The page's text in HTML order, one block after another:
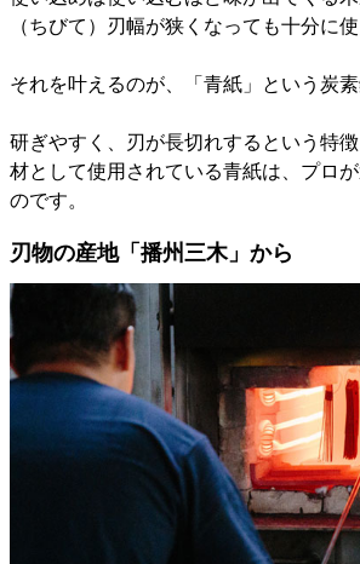
（ちびて）刃幅が狭くなっても十分に使
それを叶えるのが、「青紙」という炭素
研ぎやすく、刃が長切れするという特
材として使用されている青紙は、プロ
のです。
刃物の産地「播州三木」から